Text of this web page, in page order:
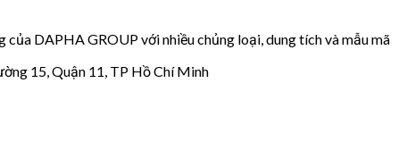
DAPHA GROUP với nhiều chủng loại, dung tích và mẫu mã
15, Quận 11, TP Hồ Chí Minh